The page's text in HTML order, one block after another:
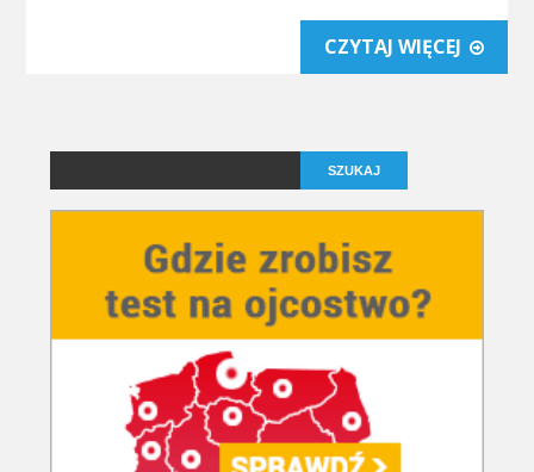
CZYTAJ WIĘCEJ